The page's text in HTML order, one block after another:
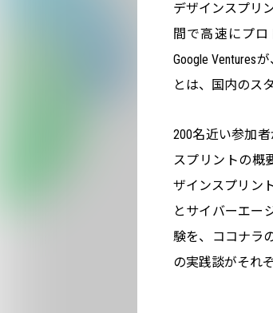
デザインスプリ
間で高速にプ
Google Ventures
とは、国内のス
200名近い参加
スプリントの概
ザインスプリン
とサイバーエー
験を、ココナラ
の実践談がそれ